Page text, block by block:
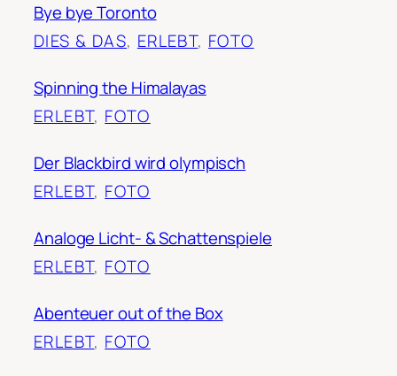
Bye bye Toronto
DIES & DAS, ERLEBT, FOTO
Spinning the Himalayas
ERLEBT, FOTO
Der Blackbird wird olympisch
ERLEBT, FOTO
Analoge Licht- & Schattenspiele
ERLEBT, FOTO
Abenteuer out of the Box
ERLEBT, FOTO